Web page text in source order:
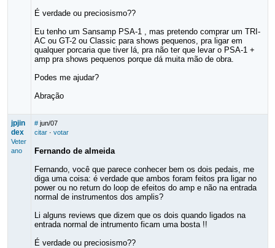
É verdade ou preciosismo??
Eu tenho um Sansamp PSA-1 , mas pretendo comprar um TRI-
AC ou GT-2 ou Classic para shows pequenos, pra ligar em
qualquer porcaria que tiver lá, pra não ter que levar o PSA-1 +
amp pra shows pequenos porque dá muita mão de obra.
Podes me ajudar?
Abração
jpjin
dex
Veter
ano
# jun/07
citar· votar
Fernando de almeida
Fernando, você que parece conhecer bem os dois pedais, me
diga uma coisa: é verdade que ambos foram feitos pra ligar no
power ou no return do loop de efeitos do amp e não na entrada
normal de instrumentos dos amplis?
Li alguns reviews que dizem que os dois quando ligados na
entrada normal de intrumento ficam uma bosta !!
É verdade ou preciosismo??